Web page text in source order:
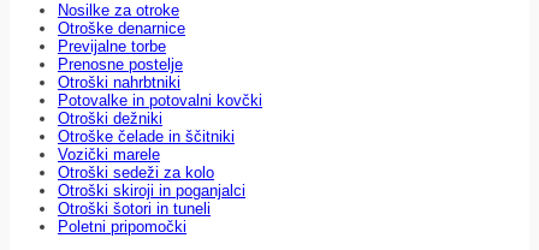
Nosilke za otroke
Otroške denarnice
Previjalne torbe
Prenosne postelje
Otroški nahrbtniki
Potovalke in potovalni kovčki
Otroški dežniki
Otroške čelade in ščitniki
Vozički marele
Otroški sedeži za kolo
Otroški skiroji in poganjalci
Otroški šotori in tuneli
Poletni pripomočki